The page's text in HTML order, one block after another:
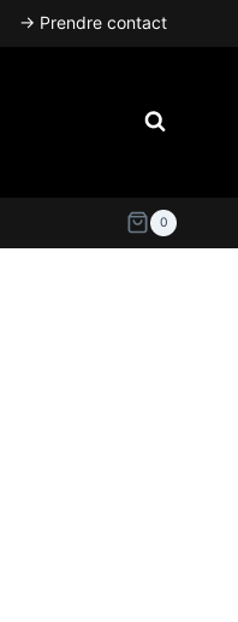
→ Prendre contact
0